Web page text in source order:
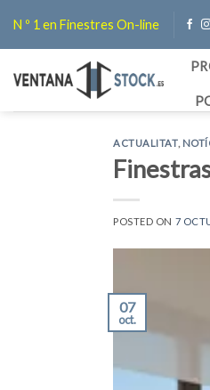
content
N º 1 en Finestres On-line
ACTUALITAT,
POSTED ON 7
07
oct.